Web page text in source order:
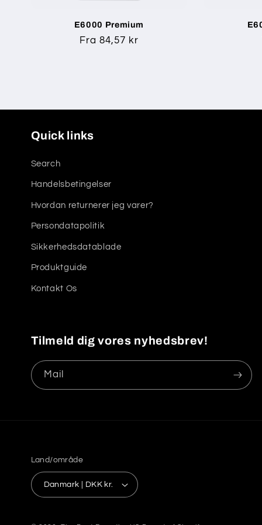
E6000 Premium
Normalpris
Fra 84,57 kr
Quick links
Search
Handelsbetingelser
Hvordan returnerer jeg varer?
Persondatapolitik
Sikkerhedsdatablade
Produktguide
Kontakt Os
Tilmeld dig vores nyhedsbrev!
Mail
Land/område
Danmark | DKK kr.